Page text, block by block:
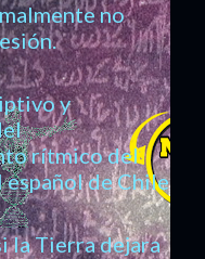
no
y
rítmico del
español de Chile
la Tierra dejara